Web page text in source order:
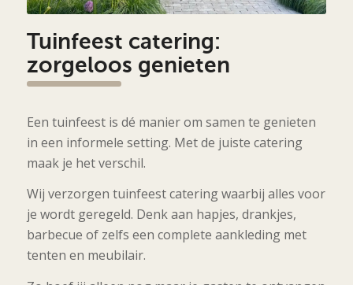
Tuinfeest catering:
zorgeloos genieten
Een tuinfeest is dé manier om samen te genieten
in een informele setting. Met de juiste catering
maak je het verschil.
Wij verzorgen tuinfeest catering waarbij alles voor
je wordt geregeld. Denk aan hapjes, drankjes,
barbecue of zelfs een complete aankleding met
tenten en meubilair.